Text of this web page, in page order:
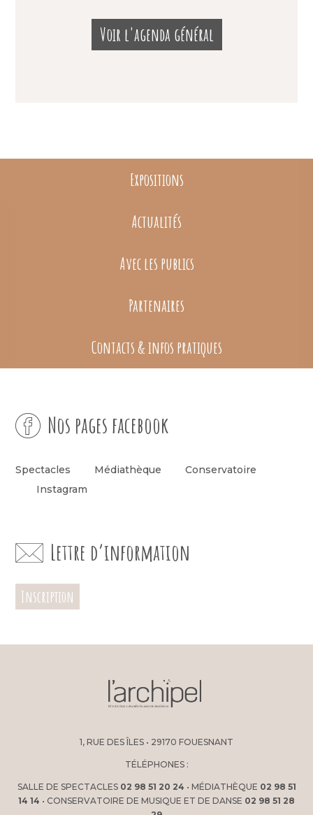
Voir l'agenda général
Expositions
Actualités
Avec les publics
Partenaires
Contacts & infos pratiques
Nos pages facebook
Spectacles Médiathèque
Conservatoire
Instagram
Lettre d’information
Inscription
1, RUE DES ÎLES • 29170 FOUESNANT
TÉLÉPHONES :
SALLE DE SPECTACLES 02 98 51 20 24 • MÉDIATHÈQUE 02 98 51
14 14 • CONSERVATOIRE DE MUSIQUE ET DE DANSE 02 98 51 28